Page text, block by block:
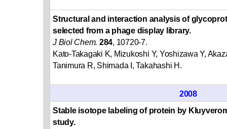
Structural and interaction analysis of
selected from a phage display library.
J Biol Chem. 284, 10720-7.
Kato-Takagaki K, Mizukoshi Y, Yoshizawa Y,
Tanimura R, Shimada I, Takahashi H.
2008
Stable isotope labeling of protein by
study.